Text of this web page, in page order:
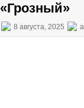
«Грозный»
8 августа, 2025